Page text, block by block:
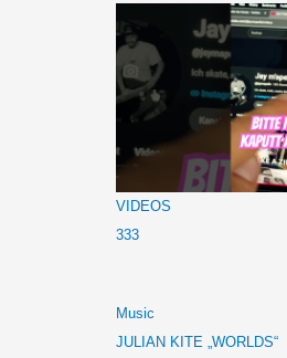
VIDEOS
333
Music
JULIAN KITE „WORLDS“